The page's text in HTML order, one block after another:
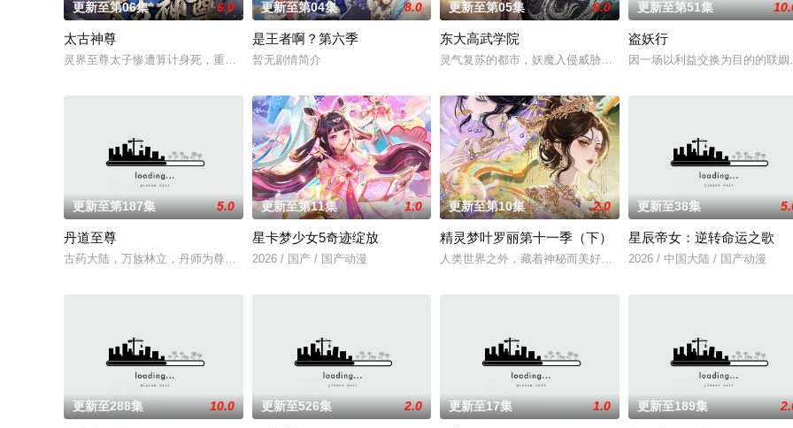
更新至第06集 6.0
太古神尊
灵界至尊太子惨遭算计身死，重生跌落凡尘沦为底层杂役！身怀绝世造化神丹与逆天功法，仅凭一柄锈剑掀翻整片武道世
更新至第04集 8.0
是王者啊？第六季
暂无剧情简介
更新至第05集 6.0
东大高武学院
灵气复苏的都市，妖魔入侵威胁来袭，天生废灵根的少年秦雨体内意
更新至第51集
盗妖行
因一场以利益交换为目的的联
更新至第187集 5.0
丹道至尊
古药大陆，万族林立，丹师为尊；双生武脉，再现世间！醉卧美人膝，成就丹道至尊！
更新至第11集 1.0
星卡梦少女5奇迹绽放
2026 / 国产 / 国产动漫
更新至第10集 2.0
精灵梦叶罗丽第十一季（下）
人类世界之外，藏着神秘而美好的叶罗丽仙境。这里的仙子因自然与
更新至38集
星辰帝女：逆转命运之歌
2026 / 中国大陆 / 国产动漫
更新至288集 10.0 更新至526集 2.0 更新至17集 1.0 更新至189集